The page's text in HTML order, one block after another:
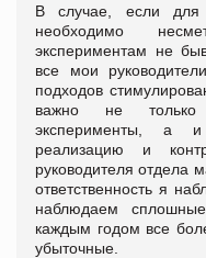
В случае, если для
необходимо
экспериментам не
все мои
подходов
важно не только
эксперименты, а и
реализацию и
руководителя отдела
ответственность я
наблюдаем
каждым годом все
убыточные.